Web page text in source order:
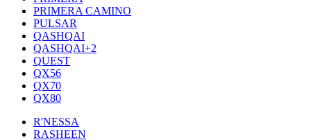
PRIMERA CAMINO
PULSAR
QASHQAI
QASHQAI+2
QUEST
QX56
QX70
QX80
R'NESSA
RASHEEN